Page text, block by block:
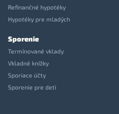
Refinančné hypotéky
Hypotéky pre mladých
Sporenie
Termínované vklady
Vkladné knížky
Sporiace účty
Sporenie pre deti